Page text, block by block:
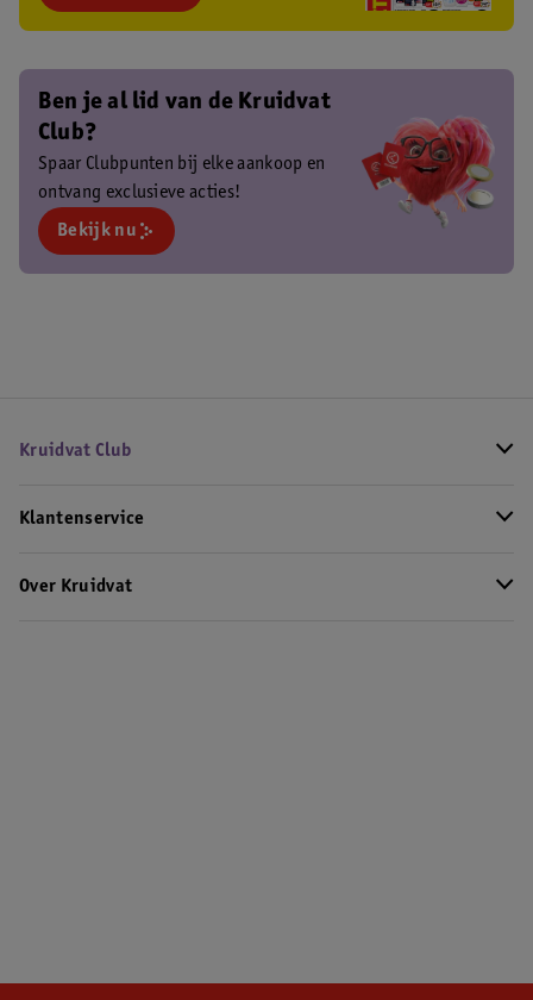
Ben je al lid van de Kruidvat
Club?
Spaar Clubpunten bij elke aankoop en
ontvang exclusieve acties!
Bekijk nu
Kruidvat Club
Klantenservice
Over Kruidvat